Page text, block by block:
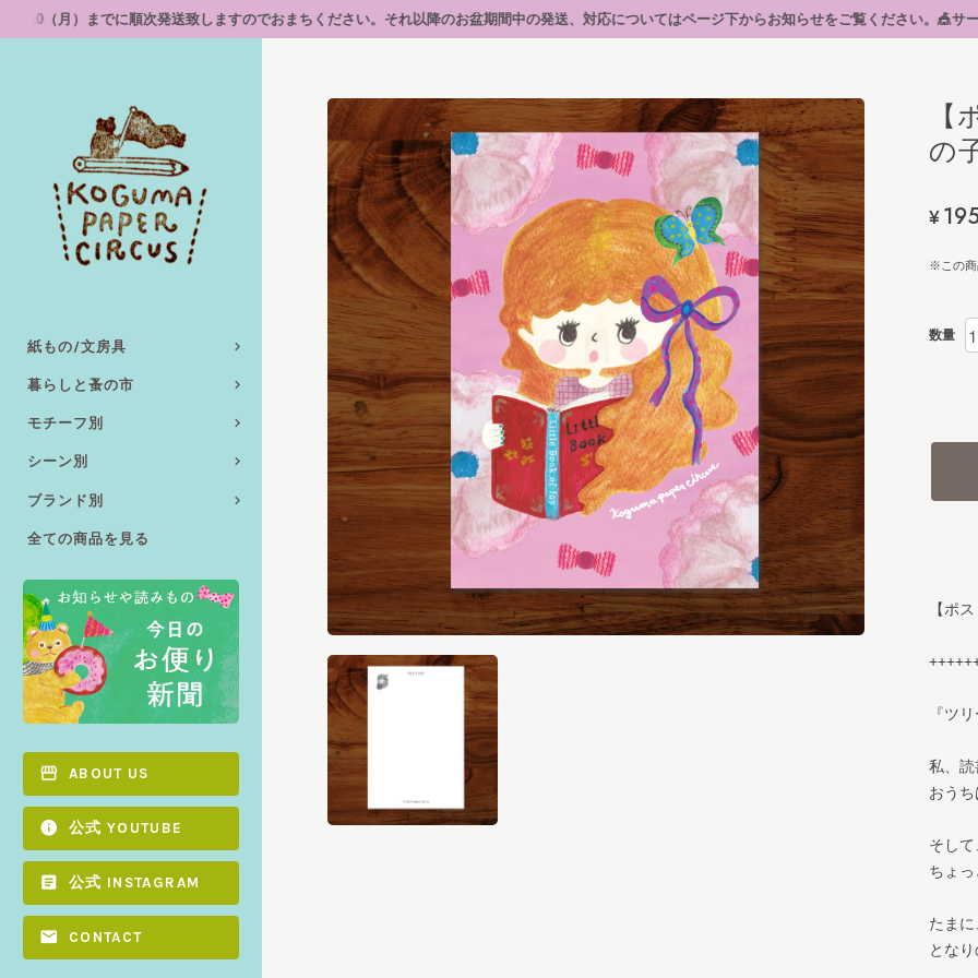
のでおまちください。それ以降のお盆期間中の発送、対応についてはページ下からお知らせをご覧ください。🎪サーカスへようこそ🧸 【
紙もの/文房具
暮らしと蚤の市
モチーフ別
シーン別
ブランド別
全ての商品を見る
ABOUT US
公式 YOUTUBE
公式 INSTAGRAM
CONTACT
の
¥
※この商
数量
【ポ
『ツ
私、
おう
そし
ちょ
たま
とな